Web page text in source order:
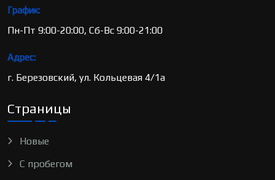
График:
Пн-Пт 9:00-20:00, Сб-Вс 9:00-21:00
Адрес:
г. Березовский, ул. Кольцевая 4/1а
Страницы
Новые
С пробегом